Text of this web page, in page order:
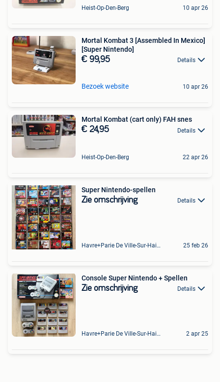
Heist-Op-Den-Berg 10 apr 26
Mortal Kombat 3 [Assembled In Mexico]
[Super Nintendo]
€ 99,95 Details
Bezoek website 10 apr 26
Mortal Kombat (cart only) FAH snes
€ 24,95 Details
Heist-Op-Den-Berg 22 apr 26
Super Nintendo-spellen
Zie omschrijving Details
Havre+Parie De Ville-Sur-Haine 25 feb 26
Console Super Nintendo + Spellen
Zie omschrijving Details
Havre+Parie De Ville-Sur-Haine 2 apr 25